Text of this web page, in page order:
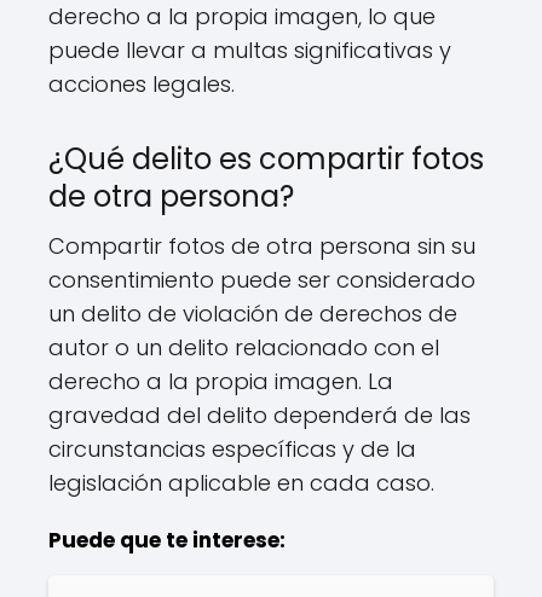
derecho a la propia imagen, lo que
puede llevar a multas significativas y
acciones legales.
¿Qué delito es compartir fotos
de otra persona?
Compartir fotos de otra persona sin su
consentimiento puede ser considerado
un delito de violación de derechos de
autor o un delito relacionado con el
derecho a la propia imagen. La
gravedad del delito dependerá de las
circunstancias específicas y de la
legislación aplicable en cada caso.
Puede que te interese: